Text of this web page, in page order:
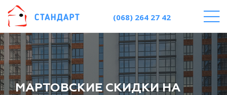
(068) 264 27 42
МАРТОВСКИЕ СКИДКИ НА